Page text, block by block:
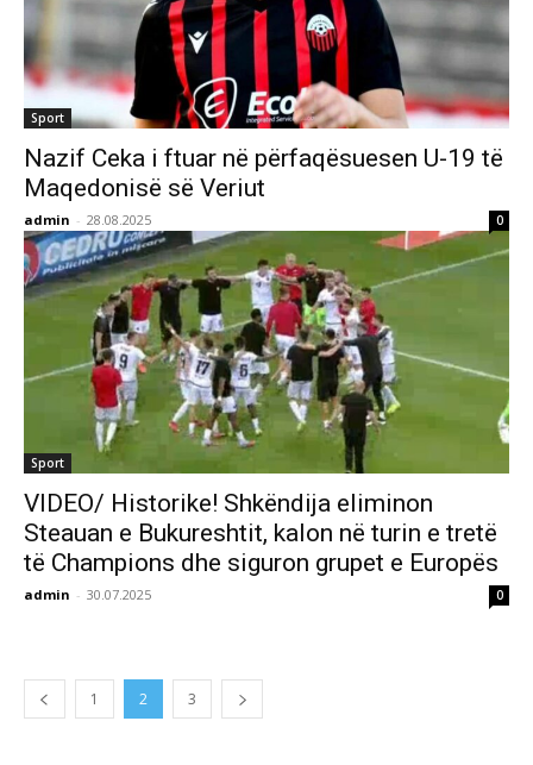
Sport
Nazif Ceka i ftuar në përfaqësuesen U-19 të
Maqedonisë së Veriut
admin - 28.08.2025 0
Sport
VIDEO/ Historike! Shkëndija eliminon
Steauan e Bukureshtit, kalon në turin e tretë
të Champions dhe siguron grupet e Europës
admin - 30.07.2025 0
1 2 3